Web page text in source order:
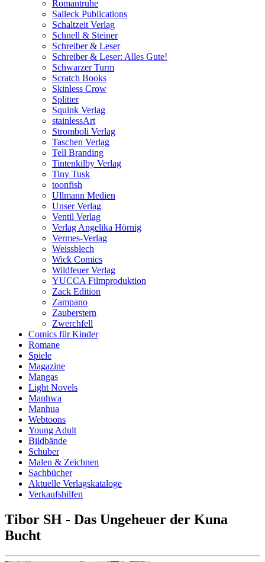
Romantruhe
Salleck Publications
Schaltzeit Verlag
Schnell & Steiner
Schreiber & Leser
Schreiber & Leser: Alles Gute!
Schwarzer Turm
Scratch Books
Skinless Crow
Splitter
Squink Verlag
stainlessArt
Stromboli Verlag
Taschen Verlag
Tell Branding
Tintenkilby Verlag
Tiny Tusk
toonfish
Ullmann Medien
Unser Verlag
Ventil Verlag
Verlag Angelika Hörnig
Vermes-Verlag
Weissblech
Wick Comics
Wildfeuer Verlag
YUCCA Filmproduktion
Zack Edition
Zampano
Zauberstern
Zwerchfell
Comics für Kinder
Romane
Spiele
Magazine
Mangas
Light Novels
Manhwa
Manhua
Webtoons
Young Adult
Bildbände
Schuber
Malen & Zeichnen
Sachbücher
Aktuelle Verlagskataloge
Verkaufshilfen
Tibor SH - Das Ungeheuer der Kuna
Bucht